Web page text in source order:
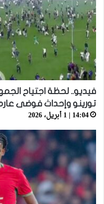
فيديو.. لحظة اجتياح
تورينو وإحداث فوضى
14:04 | 1 أبريل، 2026